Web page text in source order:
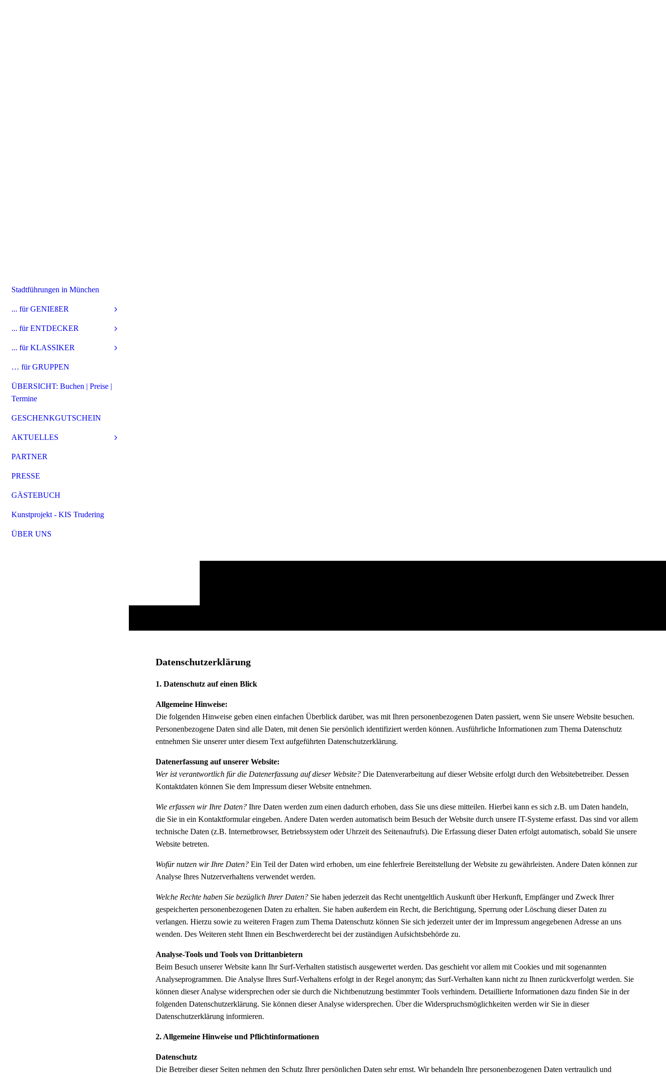
Datenschutzerklärung
1. Datenschutz auf einen Blick
Allgemeine Hinweise:
Die folgenden Hinweise geben einen einfachen Überblick darüber, was mit Ihren personenbezogenen Daten passiert, wenn Sie unsere Website besuchen.
Personenbezogene Daten sind alle Daten, mit denen Sie persönlich identifiziert werden können. Ausführliche Informationen zum Thema Datenschutz
entnehmen Sie unserer unter diesem Text aufgeführten Datenschutzerklärung.
Datenerfassung auf unserer Website:
Wer ist verantwortlich für die Datenerfassung auf dieser Website? Die Datenverarbeitung auf dieser Website erfolgt durch den Websitebetreiber. Dessen
Kontaktdaten können Sie dem Impressum dieser Website entnehmen.
Wie erfassen wir Ihre Daten? Ihre Daten werden zum einen dadurch erhoben, dass Sie uns diese mitteilen. Hierbei kann es sich z.B. um Daten handeln,
die Sie in ein Kontaktformular eingeben. Andere Daten werden automatisch beim Besuch der Website durch unsere IT-Systeme erfasst. Das sind vor allem
technische Daten (z.B. Internetbrowser, Betriebssystem oder Uhrzeit des Seitenaufrufs). Die Erfassung dieser Daten erfolgt automatisch, sobald Sie unsere
Website betreten.
Wofür nutzen wir Ihre Daten? Ein Teil der Daten wird erhoben, um eine fehlerfreie Bereitstellung der Website zu gewährleisten. Andere Daten können zur
Analyse Ihres Nutzerverhaltens verwendet werden.
Welche Rechte haben Sie bezüglich Ihrer Daten? Sie haben jederzeit das Recht unentgeltlich Auskunft über Herkunft, Empfänger und Zweck Ihrer
gespeicherten personenbezogenen Daten zu erhalten. Sie haben außerdem ein Recht, die Berichtigung, Sperrung oder Löschung dieser Daten zu
verlangen. Hierzu sowie zu weiteren Fragen zum Thema Datenschutz können Sie sich jederzeit unter der im Impressum angegebenen Adresse an uns
wenden. Des Weiteren steht Ihnen ein Beschwerderecht bei der zuständigen Aufsichtsbehörde zu.
Analyse-Tools und Tools von Drittanbietern
Beim Besuch unserer Website kann Ihr Surf-Verhalten statistisch ausgewertet werden. Das geschieht vor allem mit Cookies und mit sogenannten
Analyseprogrammen. Die Analyse Ihres Surf-Verhaltens erfolgt in der Regel anonym; das Surf-Verhalten kann nicht zu Ihnen zurückverfolgt werden. Sie
können dieser Analyse widersprechen oder sie durch die Nichtbenutzung bestimmter Tools verhindern. Detaillierte Informationen dazu finden Sie in der
folgenden Datenschutzerklärung. Sie können dieser Analyse widersprechen. Über die Widerspruchsmöglichkeiten werden wir Sie in dieser
Datenschutzerklärung informieren.
2. Allgemeine Hinweise und Pflichtinformationen
Datenschutz
Die Betreiber dieser Seiten nehmen den Schutz Ihrer persönlichen Daten sehr ernst. Wir behandeln Ihre personenbezogenen Daten vertraulich und
Stadtführungen in München
... für GENIEßER
... für ENTDECKER
... für KLASSIKER
… für GRUPPEN
ÜBERSICHT: Buchen | Preise |
Termine
GESCHENKGUTSCHEIN
AKTUELLES
PARTNER
PRESSE
GÄSTEBUCH
Kunstprojekt - KIS Trudering
ÜBER UNS